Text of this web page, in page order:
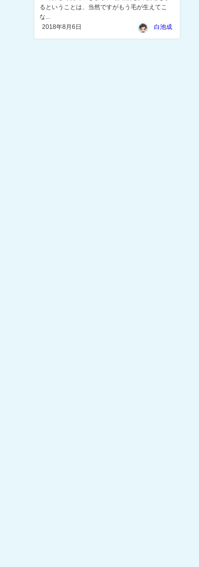
るということは、当然ですがもう毛が生えてこ
な...
2018年8月6日
白池成